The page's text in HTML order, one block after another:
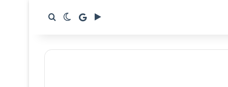
‏Google Play
google news
الوضع المظلم
بحث عن